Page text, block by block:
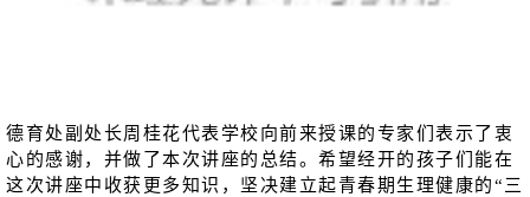
德育处 副 处长周桂花代表学校向前来授课的专家们表示了衷
心的感谢，并做了本次讲座的总结。希望经开的孩子们能在
这次讲座中收获更多知识，坚决建立起青春期生理健康的“三